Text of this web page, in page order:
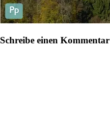
Schreibe einen Kommentar